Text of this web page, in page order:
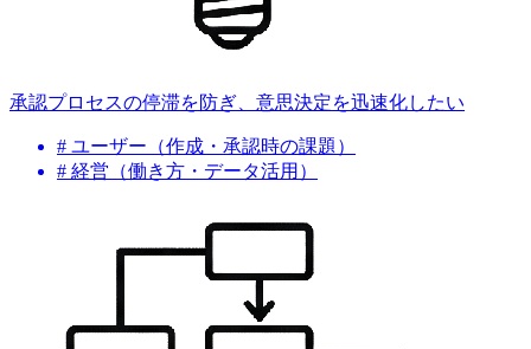
承認プロセスの停滞を防ぎ、意思決定を迅速化したい
# ユーザー（作成・承認時の課題）
# 経営（働き方・データ活用）